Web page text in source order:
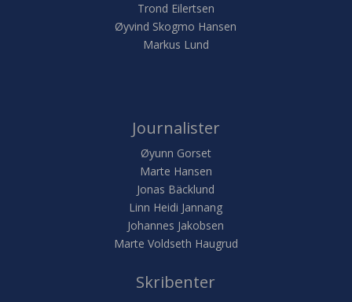
Trond Eilertsen
Øyvind Skogmo Hansen
Markus Lund
Journalister
Øyunn Gorset
Marte Hansen
Jonas Bäcklund
Linn Heidi Jannang
Johannes Jakobsen
Marte Voldseth Haugrud
Skribenter